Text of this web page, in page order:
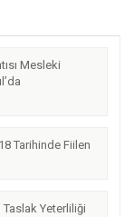
Mesleki
Tarihinde Fiilen
Taslak Yeterliliği